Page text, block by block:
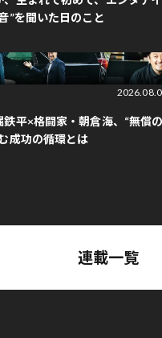
”を聞いた日のこと
鉄平×格闘家・朝倉海、“無償の
成功の循環とは
連載一覧